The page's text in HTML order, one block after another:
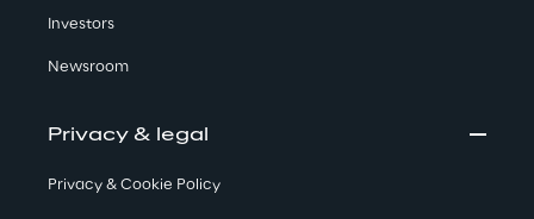
Investors
Newsroom
Privacy & legal
Privacy & Cookie Policy